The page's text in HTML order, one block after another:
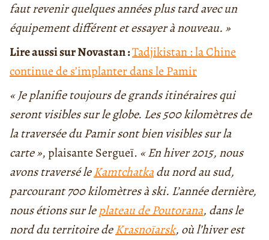
faut revenir quelques années plus tard avec un
équipement différent et essayer à nouveau. »
Lire aussi sur Novastan :Tadjikistan : la Chine
continue de s’implanter dans le Pamir
« Je planifie toujours de grands itinéraires qui
seront visibles sur le globe. Les 500 kilomètres de
la traversée du Pamir sont bien visibles sur la
carte », plaisante Sergueï. « En hiver 2015, nous
avons traversé leKamtchatkadu nord au sud,
parcourant 700 kilomètres à ski. L’année dernière,
nous étions sur leplateau de Poutorana, dans le
nord du territoire deKrasnoïarsk, où l’hiver est